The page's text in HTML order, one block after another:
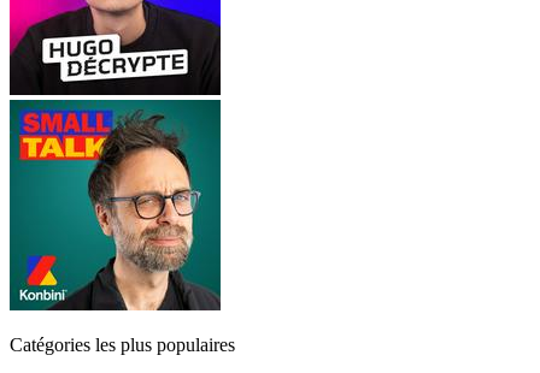
Catégories les plus populaires